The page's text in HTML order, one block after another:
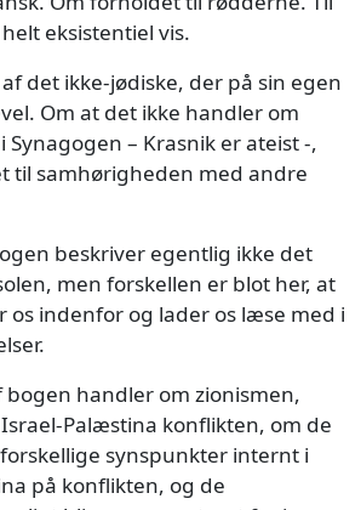
eksistentiel vis.
det ikke-jødiske, der på sin egen
Om at det ikke handler om
– Krasnik er ateist -,
til samhørigheden med andre
beskriver egentlig ikke det
men forskellen er blot her, at
os indenfor og lader os læse med i
bogen handler om zionismen,
Palæstina konflikten, om de
synspunkter internt i
på konflikten, og de